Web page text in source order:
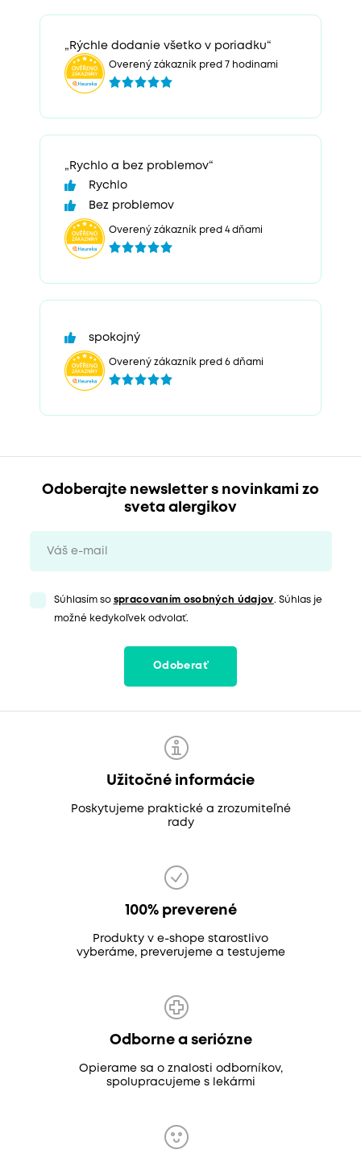
„Rýchle dodanie všetko v poriadku“
Overený zákazník pred 7 hodinami
„Rychlo a bez problemov“
Rychlo
Bez problemov
Overený zákazník pred 4 dňami
spokojný
Overený zákazník pred 6 dňami
Odoberajte newsletter s novinkami zo
sveta alergikov
Súhlasím so spracovaním osobných údajov. Súhlas je
možné kedykoľvek odvolať.
Odoberať
Užitočné informácie
Poskytujeme praktické a zrozumiteľné
rady
100% preverené
Produkty v e-shope starostlivo
vyberáme, preverujeme a testujeme
Odborne a seriózne
Opierame sa o znalosti odborníkov,
spolupracujeme s lekármi